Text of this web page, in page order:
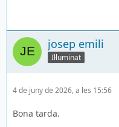
josep emili
Il·luminat
4 de juny de 2026, a les 15:56
Bona tarda.